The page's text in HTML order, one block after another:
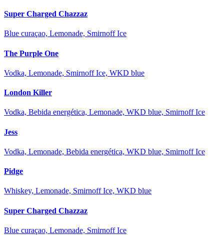
Super Charged Chazzaz
Blue curaçao, Lemonade, Smirnoff Ice
The Purple One
Vodka, Lemonade, Smirnoff Ice, WKD blue
London Killer
Vodka, Bebida energética, Lemonade, WKD blue, Smirnoff Ice
Jess
Vodka, Lemonade, Bebida energética, WKD blue, Smirnoff Ice
Pidge
Whiskey, Lemonade, Smirnoff Ice, WKD blue
Super Charged Chazzaz
Blue curaçao, Lemonade, Smirnoff Ice